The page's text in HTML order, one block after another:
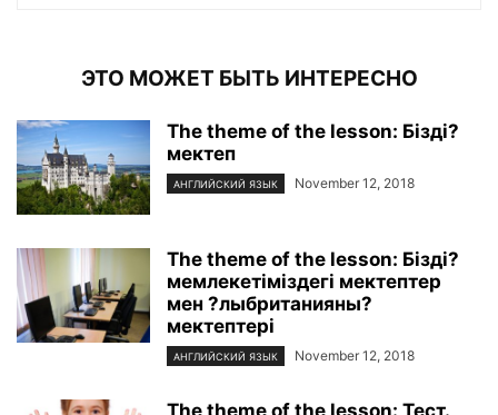
ЭТО МОЖЕТ БЫТЬ ИНТЕРЕСНО
The theme of the lesson: Бізді?
мектеп
АНГЛИЙСКИЙ ЯЗЫК November 12, 2018
The theme of the lesson: Бізді?
мемлекетіміздегі мектептер
мен ?лыбританияны?
мектептері
АНГЛИЙСКИЙ ЯЗЫК November 12, 2018